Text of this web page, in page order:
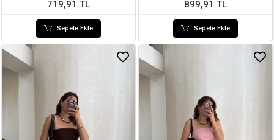
719,91 TL
Sepete Ekle
899,91 TL
Sepete Ekle